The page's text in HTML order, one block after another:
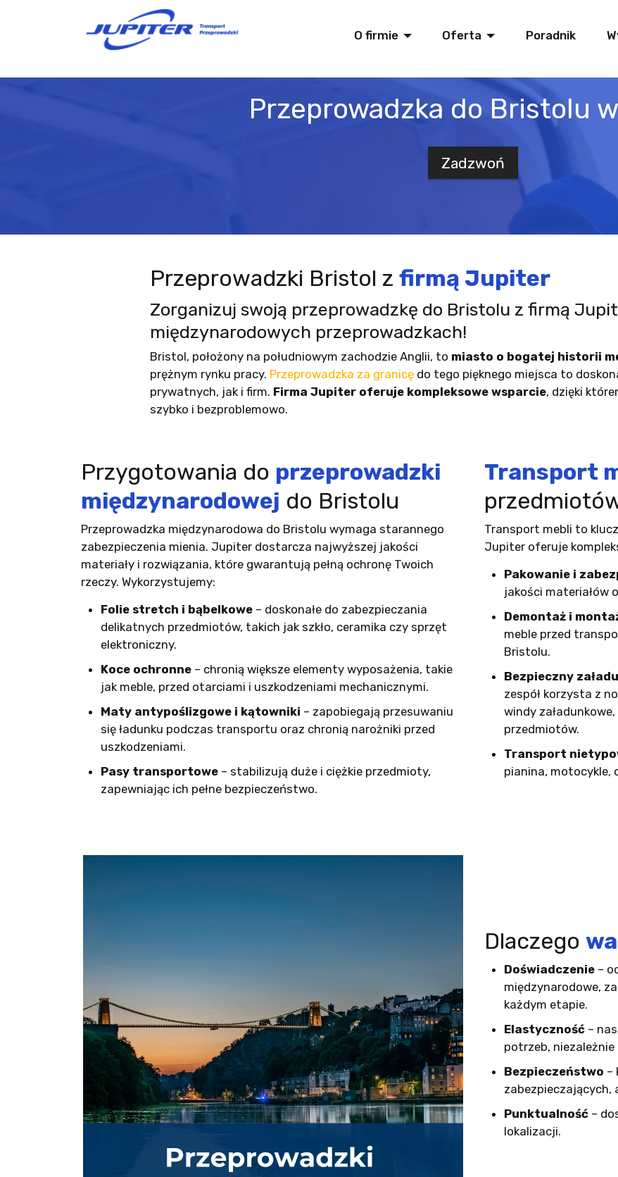
O firmie Oferta Poradnik
Przeprowadzka do Bristolu
Zadzwoń
Przeprowadzki Bristol z firmą Jupiter
Zorganizuj swoją przeprowadzkę do Bristolu z firmą
międzynarodowych przeprowadzkach!
Bristol, położony na południowym zachodzie Anglii, to miasto o bogatej historii
prężnym rynku pracy. Przeprowadzka za granicę do tego pięknego miejsca to
prywatnych, jak i firm. Firma Jupiter oferuje kompleksowe wsparcie, dzięki
szybko i bezproblemowo.
Przygotowania do przeprowadzki
międzynarodowej do Bristolu
Przeprowadzka międzynarodowa do Bristolu wymaga starannego
zabezpieczenia mienia. Jupiter dostarcza najwyższej jakości
materiały i rozwiązania, które gwarantują pełną ochronę Twoich
rzeczy. Wykorzystujemy:
Folie stretch i bąbelkowe– doskonałe do zabezpieczania
delikatnych przedmiotów, takich jak szkło, ceramika czy sprzęt
elektroniczny.
Koce ochronne– chronią większe elementy wyposażenia, takie
jak meble, przed otarciami i uszkodzeniami mechanicznymi.
Maty antypoślizgowe i kątowniki – zapobiegają przesuwaniu
się ładunku podczas transportu oraz chronią narożniki przed
uszkodzeniami.
Pasy transportowe– stabilizują duże i ciężkie przedmioty,
zapewniając ich pełne bezpieczeństwo.
Transport
Transport mebli to
Jupiter oferuje
Pakowanie i
jakości materiałów
Demontaż i
meble przed
Bristolu.
Bezpieczny
zespół korzysta z
windy
przedmiotów.
Transport
pianina, motocykle,
Dlaczego
Doświadczenie –
międzynarodowe,
każdym etapie.
Elastyczność –
potrzeb,
Bezpieczeństwo –
zabezpieczających,
Punktualność –
lokalizacji.